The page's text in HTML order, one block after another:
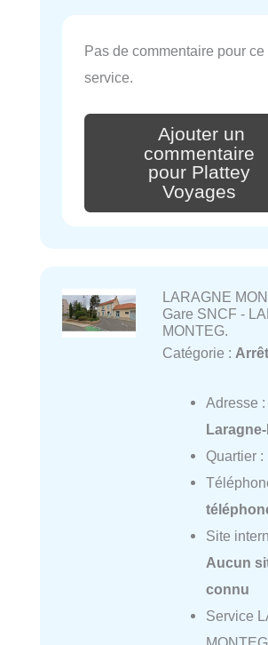
Pas de commentaire pour ce
service.
Ajouter un
commentaire
pour Plattey
Voyages
LARAGNE
Gare SNCF -
MONTEG.
Catégorie :
Adresse :
Quartier :
Site
Aucun
connu
Service